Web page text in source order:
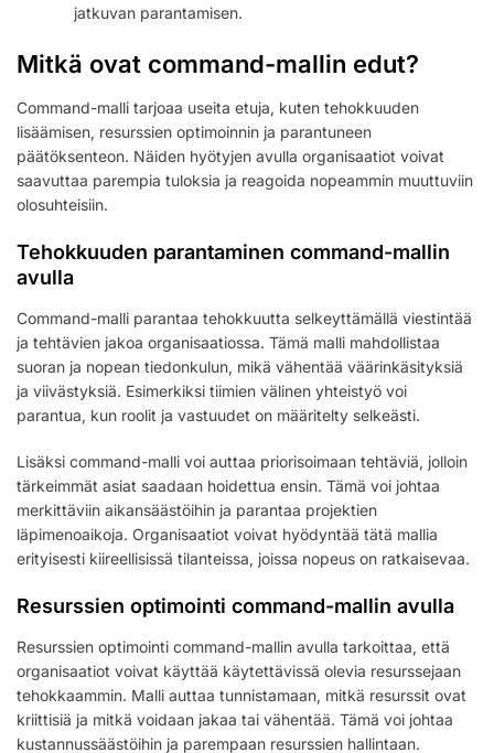
jatkuvan parantamisen.
Mitkä ovat command-mallin edut?
Command-malli tarjoaa useita etuja, kuten tehokkuuden
lisäämisen, resurssien optimoinnin ja parantuneen
päätöksenteon. Näiden hyötyjen avulla organisaatiot voivat
saavuttaa parempia tuloksia ja reagoida nopeammin muuttuviin
olosuhteisiin.
Tehokkuuden parantaminen command-mallin
avulla
Command-malli parantaa tehokkuutta selkeyttämällä viestintää
ja tehtävien jakoa organisaatiossa. Tämä malli mahdollistaa
suoran ja nopean tiedonkulun, mikä vähentää väärinkäsityksiä
ja viivästyksiä. Esimerkiksi tiimien välinen yhteistyö voi
parantua, kun roolit ja vastuudet on määritelty selkeästi.
Lisäksi command-malli voi auttaa priorisoimaan tehtäviä, jolloin
tärkeimmät asiat saadaan hoidettua ensin. Tämä voi johtaa
merkittäviin aikansäästöihin ja parantaa projektien
läpimenoaikoja. Organisaatiot voivat hyödyntää tätä mallia
erityisesti kiireellisissä tilanteissa, joissa nopeus on ratkaisevaa.
Resurssien optimointi command-mallin avulla
Resurssien optimointi command-mallin avulla tarkoittaa, että
organisaatiot voivat käyttää käytettävissä olevia resurssejaan
tehokkaammin. Malli auttaa tunnistamaan, mitkä resurssit ovat
kriittisiä ja mitkä voidaan jakaa tai vähentää. Tämä voi johtaa
kustannussäästöihin ja parempaan resurssien hallintaan.